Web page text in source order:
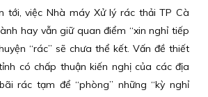
tới, việc Nhà máy Xử lý rác thải TP Cà
hay vẫn giữ quan điểm “xin nghỉ tiếp
“rác” sẽ chưa thể kết. Vấn đề thiết
có chấp thuận kiến nghị của các địa
rác tạm để “phòng” những “kỳ nghỉ